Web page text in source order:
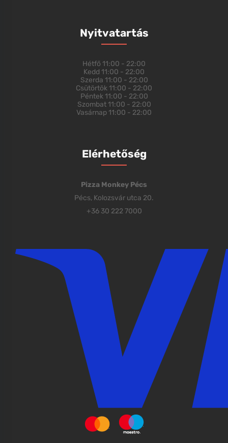
Nyitvatartás
Hétfő 11:00 - 22:00
Kedd 11:00 - 22:00
Szerda 11:00 - 22:00
Csütörtök 11:00 - 22:00
Péntek 11:00 - 22:00
Szombat 11:00 - 22:00
Vasárnap 11:00 - 22:00
Elérhetőség
Pizza Monkey Pécs
Pécs, Kolozsvár utca 20.
+36 30 222 7000